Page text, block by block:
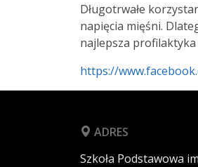
Długotrwałe
napięcia mięśni.
najlepsza
https://
ADRES
Szkoła Podstawowa